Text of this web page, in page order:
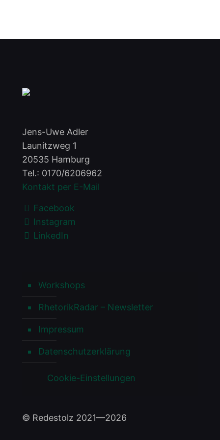
Jens-Uwe Adler
Launitzweg 1
20535 Hamburg
Tel.: 0170/6206962
Kontakt per E-Mail
Facebook
Instagram
LinkedIn
Workshops
RhetorikRadar – Newsletter
Impressum
Datenschutzerklärung
Cookie-Einstellungen
© Redestolz 2021—2026